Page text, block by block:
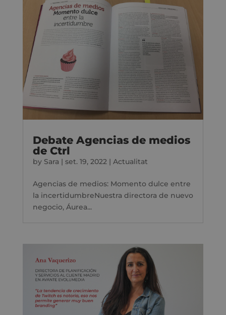
Debate Agencias de medios
de Ctrl
by Sara | set. 19, 2022 | Actualitat
Agencias de medios: Momento dulce entre
la incertidumbreNuestra directora de nuevo
negocio, Áurea...